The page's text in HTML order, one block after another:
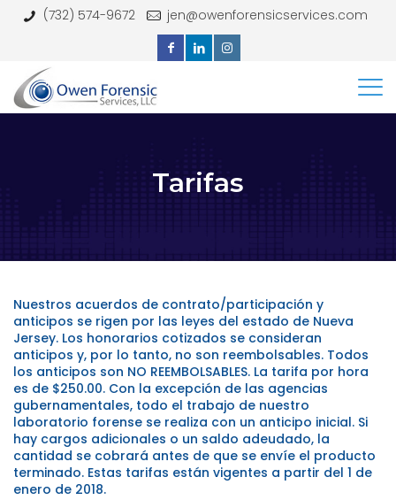
(732) 574-9672 jen@owenforensicservices.com
Tarifas
Nuestros acuerdos de contrato/participación y
anticipos se rigen por las leyes del estado de Nueva
Jersey. Los honorarios cotizados se consideran
anticipos y, por lo tanto, no son reembolsables. Todos
los anticipos son NO REEMBOLSABLES. La tarifa por hora
es de $250.00. Con la excepción de las agencias
gubernamentales, todo el trabajo de nuestro
laboratorio forense se realiza con un anticipo inicial. Si
hay cargos adicionales o un saldo adeudado, la
cantidad se cobrará antes de que se envíe el producto
terminado. Estas tarifas están vigentes a partir del 1 de
enero de 2018.